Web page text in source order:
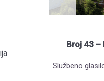
Broj 43 –
Službeno